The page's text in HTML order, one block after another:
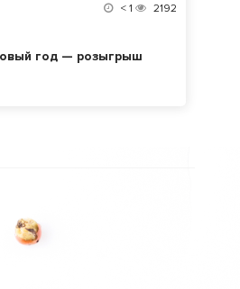
< 1
2192
год — розыгрыш